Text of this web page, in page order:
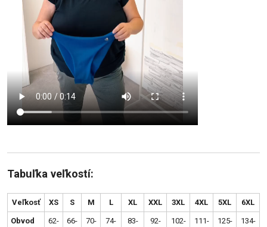
Tabuľka veľkostí:
Veľkosť XS S M L XL XXL 3XL 4XL 5XL 6XL
Obvod
62-
66-
70-
74-
83-
92-
102-
111-
125-
134-